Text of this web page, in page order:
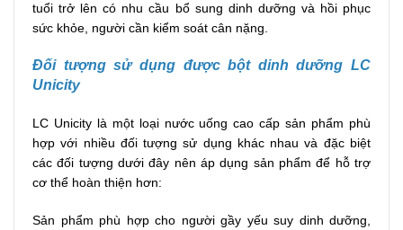
tuổi trở lên có nhu cầu bổ sung dinh dưỡng và hồi phục
sức khỏe, người cần kiểm soát cân nặng.
Đối tượng sử dụng được bột dinh dưỡng LC
Unicity
LC Unicity là một loại nước uống cao cấp sản phẩm phù
hợp với nhiều đối tượng sử dụng khác nhau và đặc biệt
các đối tượng dưới đây nên áp dụng sản phẩm để hỗ trợ
cơ thể hoàn thiện hơn:
Sản phẩm phù hợp cho người gầy yếu suy dinh dưỡng,